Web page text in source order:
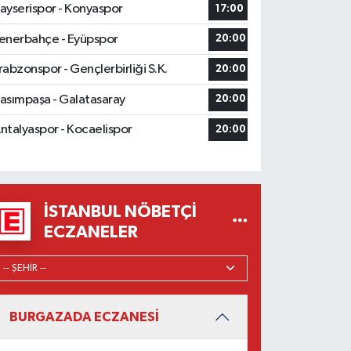
- Konyaspor
17:00
- Eyüpspor 20:00
- Gençlerbirliği S.K. 20:00
- Galatasaray 20:00
- Kocaelispor 20:00
İSTANBUL NÖBETÇI
ECZANELER
BURGAZADA ECZANESİ